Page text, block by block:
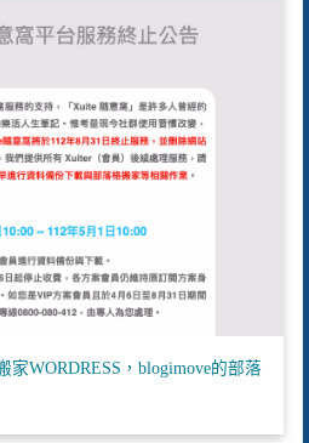
WORDRESS，blogimove的部落